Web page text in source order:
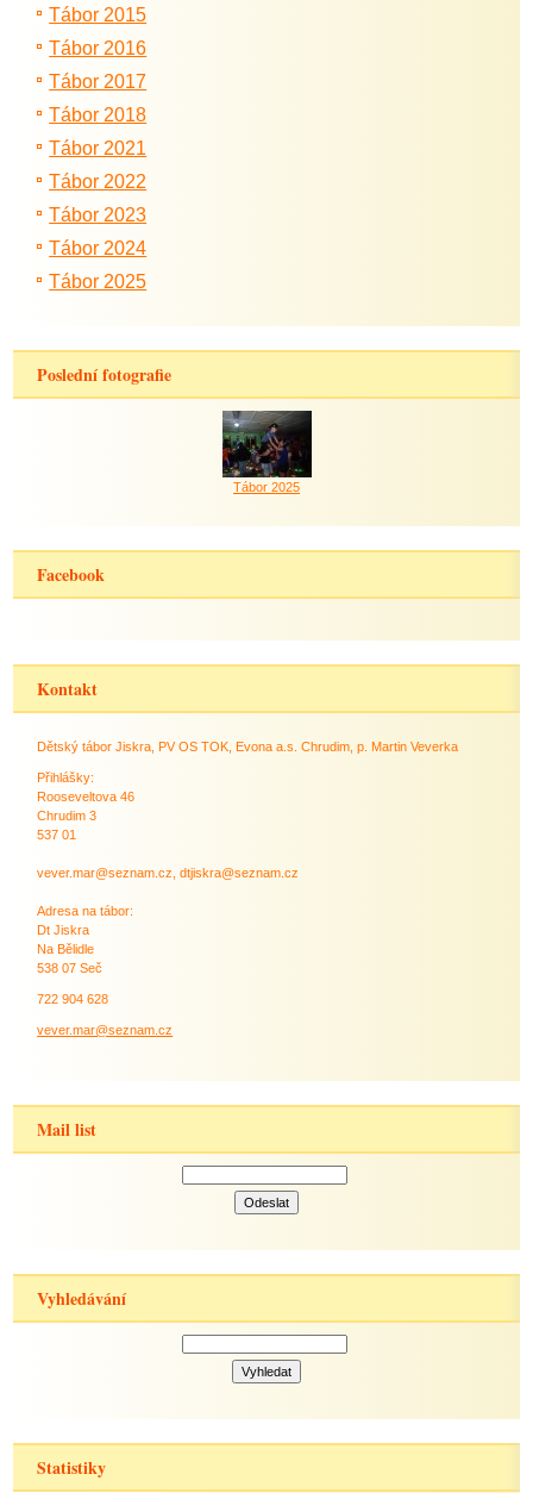
Tábor 2015
Tábor 2016
Tábor 2017
Tábor 2018
Tábor 2021
Tábor 2022
Tábor 2023
Tábor 2024
Tábor 2025
Poslední fotografie
Tábor 2025
Facebook
Kontakt
Dětský tábor Jiskra, PV OS TOK, Evona a.s. Chrudim, p. Martin Veverka
Přihlášky:
Rooseveltova 46
Chrudim 3
537 01
vever.mar@seznam.cz, dtjiskra@seznam.cz
Adresa na tábor:
Dt Jiskra
Na Bělidle
538 07 Seč
722 904 628
vever.mar@seznam.cz
Mail list
Vyhledávání
Statistiky